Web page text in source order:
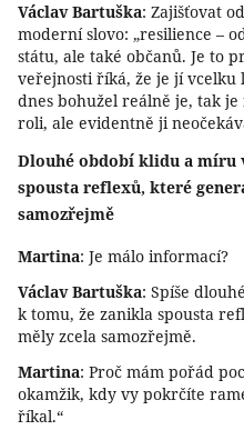
Václav Bartuška: Zajišťovat
moderní slovo: „resilience –
státu, ale také občanů. Je to
veřejnosti říká, že je jí vcelku
dnes bohužel reálně je, tak
roli, ale evidentně ji
Dlouhé období klidu a míru
spousta reflexů, které
samozřejmě
Martina: Je málo informací?
Václav Bartuška: Spíše
k tomu, že zanikla spousta
měly zcela samozřejmě.
Martina: Proč mám pořád
okamžik, kdy vy pokrčíte
říkal.“